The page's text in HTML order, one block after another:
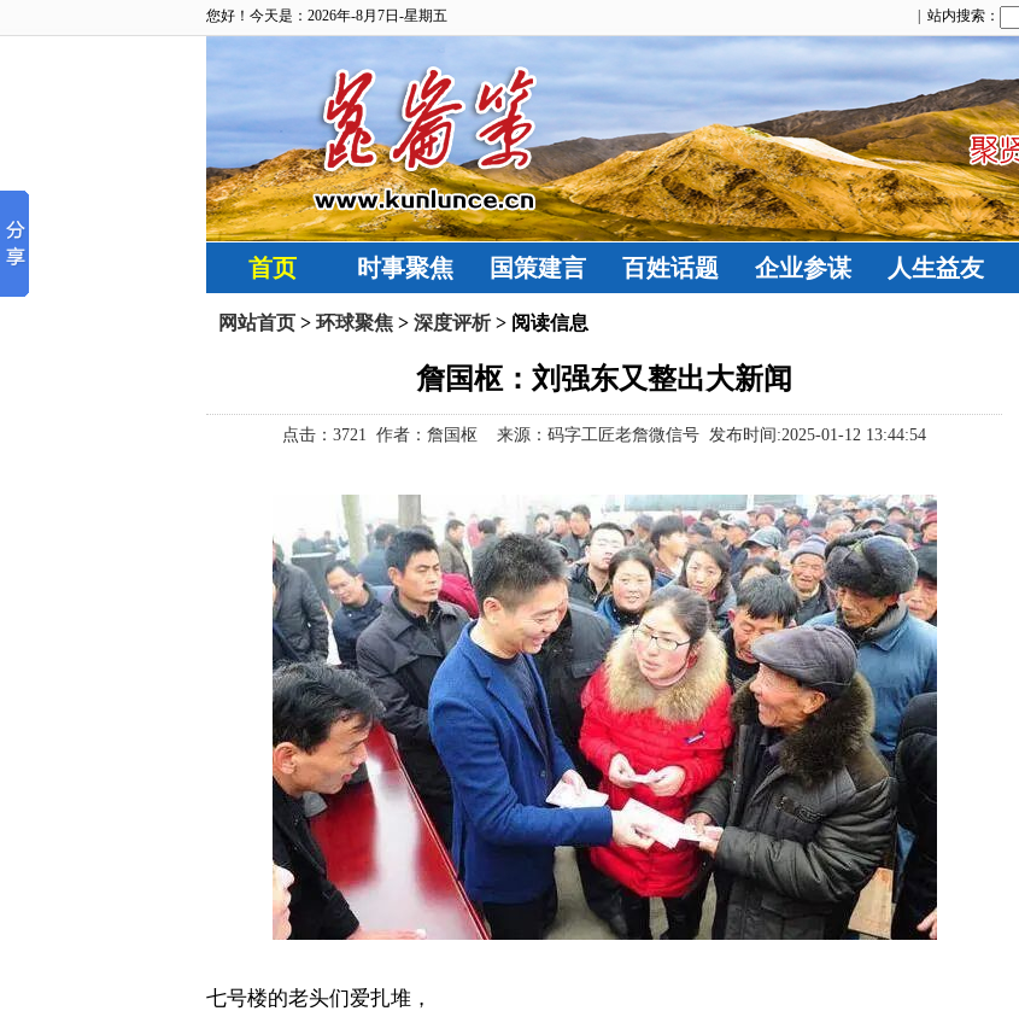
您好！今天是：2026年-8月7日-星期五 | 站内搜索：
首页 时事聚焦 国策建言 百姓话题 企业参谋 人生益友
网站首页 > 环球聚焦 > 深度评析> 阅读信息
詹国枢：刘强东又整出大新闻
点击： 3721 作者：詹国枢 来源：码字工匠老詹微信号 发布时间:2025-01-12 13:44:54
七号楼的老头们爱扎堆，